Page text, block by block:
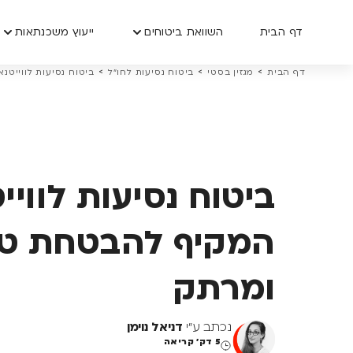
דף הבית השוואת ביטוחים ייעוץ משכנתאות
דף הבית > מגזין בסטי > ביטוח נסיעות לחו״ל > ביטוח נסיעות
ביטוח נסיעות
המקיף להבטחת
ומרתק
נכתב ע"י דניאל נוימן
5 דק' קריאה